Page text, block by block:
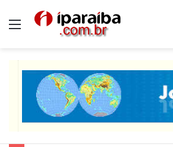
Menu